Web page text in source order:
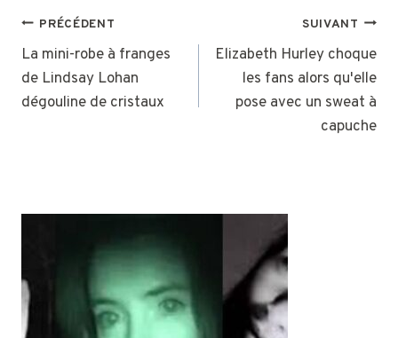
NAVIGATION
DE
L’ARTICLE
PRÉCÉDENT
La mini-robe à franges
de Lindsay Lohan
dégouline de cristaux
SUIVANT
Elizabeth Hurley choque
les fans alors qu'elle
pose avec un sweat à
capuche